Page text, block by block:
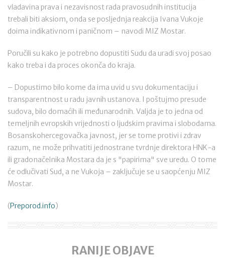
vladavina prava i nezavisnost rada pravosudnih institucija
trebali biti aksiom, onda se posljednja reakcija Ivana Vukoje
doima indikativnom i paničnom – navodi MIZ Mostar.
Poručili su kako je potrebno dopustiti Sudu da uradi svoj posao
kako treba i da proces okonča do kraja.
– Dopustimo bilo kome da ima uvid u svu dokumentaciju i
transparentnost u radu javnih ustanova. I poštujmo presude
sudova, bilo domaćih ili međunarodnih. Valjda je to jedna od
temeljnih evropskih vrijednosti o ljudskim pravima i slobodama.
Bosanskohercegovačka javnost, jer se tome protivi i zdrav
razum, ne može prihvatiti jednostrane tvrdnje direktora HNK-a
ili gradonačelnika Mostara da je s "papirima" sve uredu. O tome
će odlučivati Sud, a ne Vukoja – zaključuje se u saopćenju MIZ
Mostar.
(Preporod.info)
RANIJE OBJAVE